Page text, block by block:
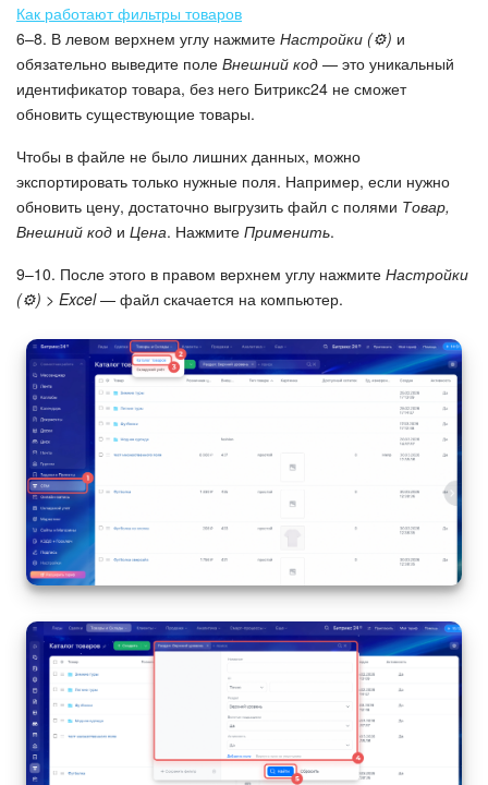
Как работают фильтры товаров
6–8. В левом верхнем углу нажмите Настройки (⚙️) и
обязательно выведите поле Внешний код — это уникальный
идентификатор товара, без него Битрикс24 не сможет
обновить существующие товары.
Чтобы в файле не было лишних данных, можно
экспортировать только нужные поля. Например, если нужно
обновить цену, достаточно выгрузить файл с полями Товар,
Внешний код и Цена. Нажмите Применить.
9–10. После этого в правом верхнем углу нажмите Настройки
(⚙️) > Excel— файл скачается на компьютер.